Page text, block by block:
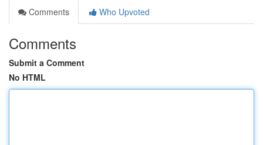
Comments
Who Upvoted
Comments
Submit a Comment
No HTML